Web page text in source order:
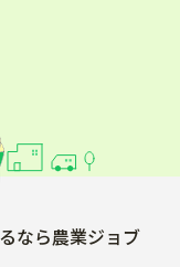
なら農業ジョブ